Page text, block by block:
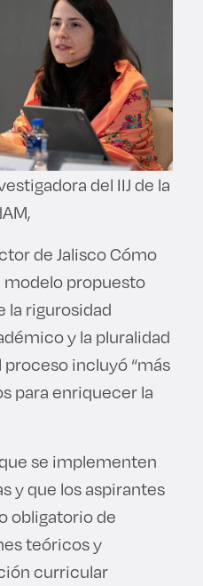
del IIJ de la
de Jalisco Cómo
modelo propuesto
la rigurosidad
y la pluralidad
incluyó “más
para enriquecer la
se implementen
y que los aspirantes
obligatorio de
teóricos y
curricular